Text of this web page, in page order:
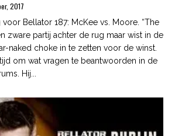
2017
Bellator 187: McKee vs. Moore. “The
zware partij achter de rug maar wist in de
naked choke in te zetten voor de winst.
om wat vragen te beantwoorden in de
Hij...